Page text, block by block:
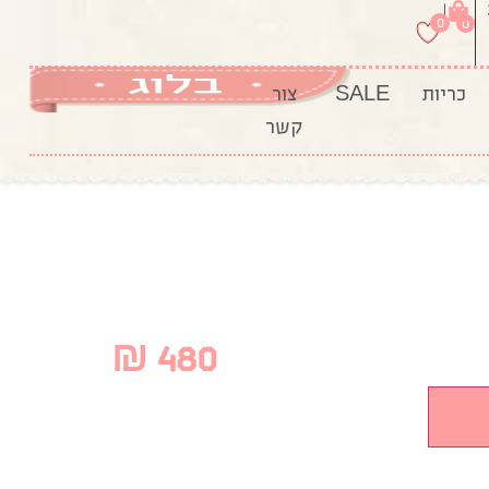
0
|
0
כריות SALE
צור
קשר
₪ 480